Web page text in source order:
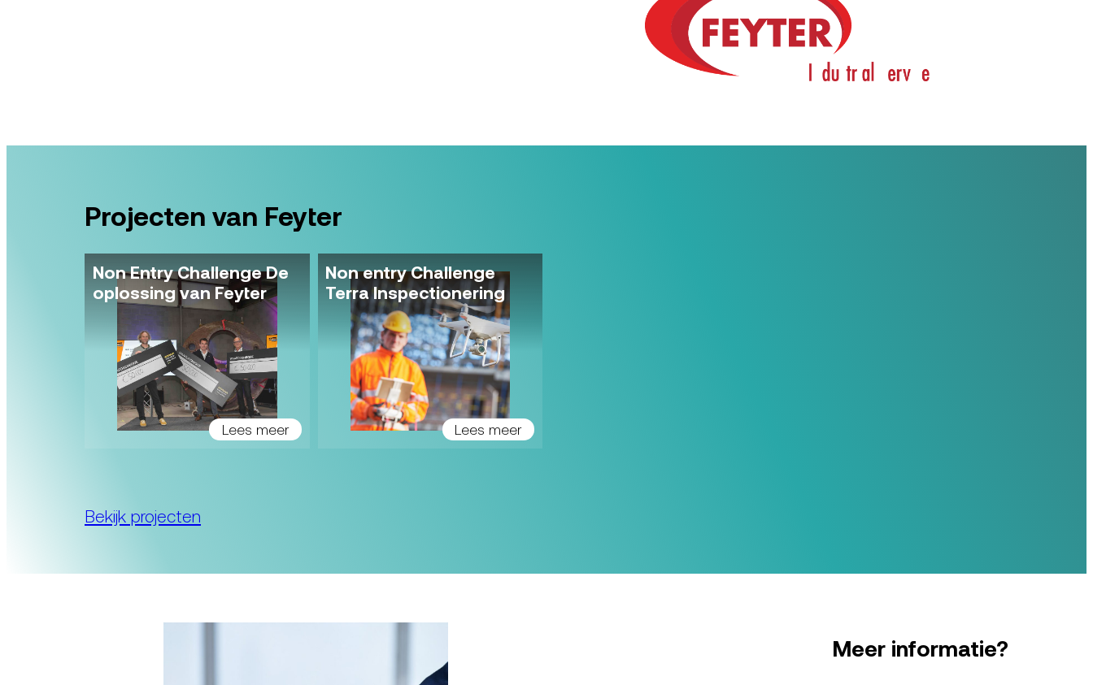
Projecten van Feyter
Non Entry Challenge De
oplossing van Feyter
Lees meer
Non entry Challenge
Terra Inspectionering
Lees meer
Bekijk projecten
Meer informatie?